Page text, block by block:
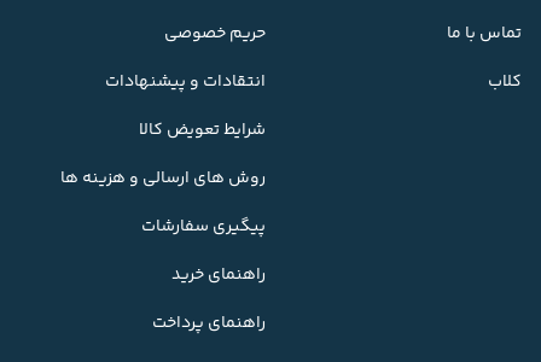
تماس با ما
کلاب
حریم خصوصی
انتقادات و پیشنهادات
شرایط تعویض کالا
روش های ارسالی و هزینه ها
پیگیری سفارشات
راهنمای خرید
راهنمای پرداخت